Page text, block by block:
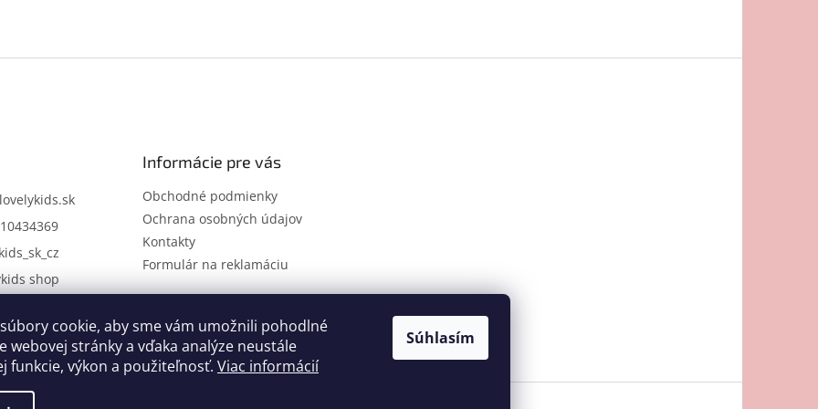
cookie, aby sme vám umožnili pohodlné
webovej stránky a vďaka analýze neustále
funkcie, výkon a použiteľnosť. Viac informácií
Súhlasím
lovelykids.sk
shop
Informácie pre vás
Obchodné podmienky
Ochrana osobných údajov
Kontakty
Formulár na reklamáciu
Kontakty Novinky